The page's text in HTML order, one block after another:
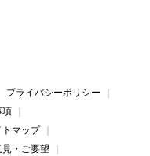
プライバシーポリシー
項
トマップ
見・ご要望